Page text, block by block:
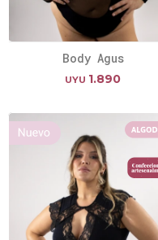
Body Agus
UYU 1.890